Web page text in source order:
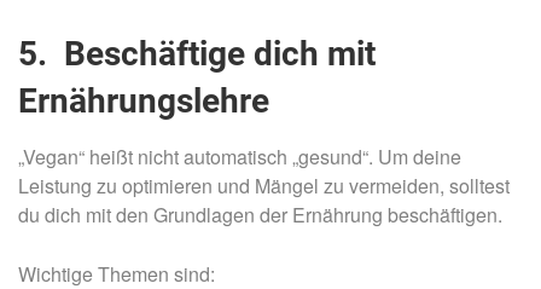
5. Beschäftige dich mit
Ernährungslehre
„Vegan“ heißt nicht automatisch „gesund“. Um deine
Leistung zu optimieren und Mängel zu vermeiden, solltest
du dich mit den Grundlagen der Ernährung beschäftigen.
Wichtige Themen sind: